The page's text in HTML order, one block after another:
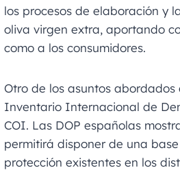
los procesos de elaboración y
oliva virgen extra, aportando
como a los consumidores.
Otro de los asuntos
Inventario Internacional de
COI. Las DOP españolas
permitirá disponer de una
protección existentes en los